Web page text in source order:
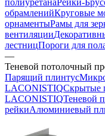
обрамленийКруговые
орнаментыРамы для
вентиляции
лестницПороги для
—
Теневой потолочный
Парящий плинтус
LACONISTIQСкрытые
LACONISTIQТеневой
рейкиАлюминиевый